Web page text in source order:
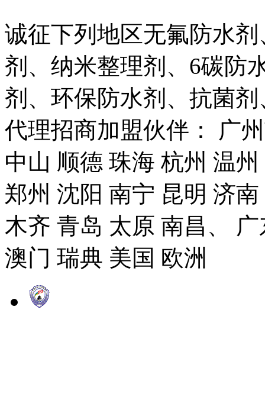
诚征下列地区无氟防水
剂、纳米整理剂、6碳防
剂、环保防水剂、抗菌
代理招商加盟伙伴： 广
中山 顺德 珠海 杭州 温
郑州 沈阳 南宁 昆明 济
木齐 青岛 太原 南昌、
澳门 瑞典 美国 欧洲